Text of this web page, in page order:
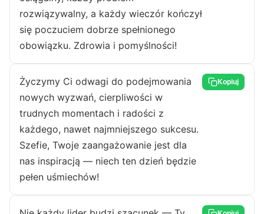
rozwiązywalny, a każdy wieczór kończył
się poczuciem dobrze spełnionego
obowiązku. Zdrowia i pomyślności!
Życzymy Ci odwagi do podejmowania
nowych wyzwań, cierpliwości w
trudnych momentach i radości z
każdego, nawet najmniejszego sukcesu.
Szefie, Twoje zaangażowanie jest dla
nas inspiracją — niech ten dzień będzie
pełen uśmiechów!
Kopiuj